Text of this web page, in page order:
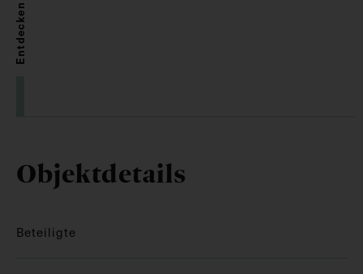
Entdecken
Objektdetails
Beteiligte